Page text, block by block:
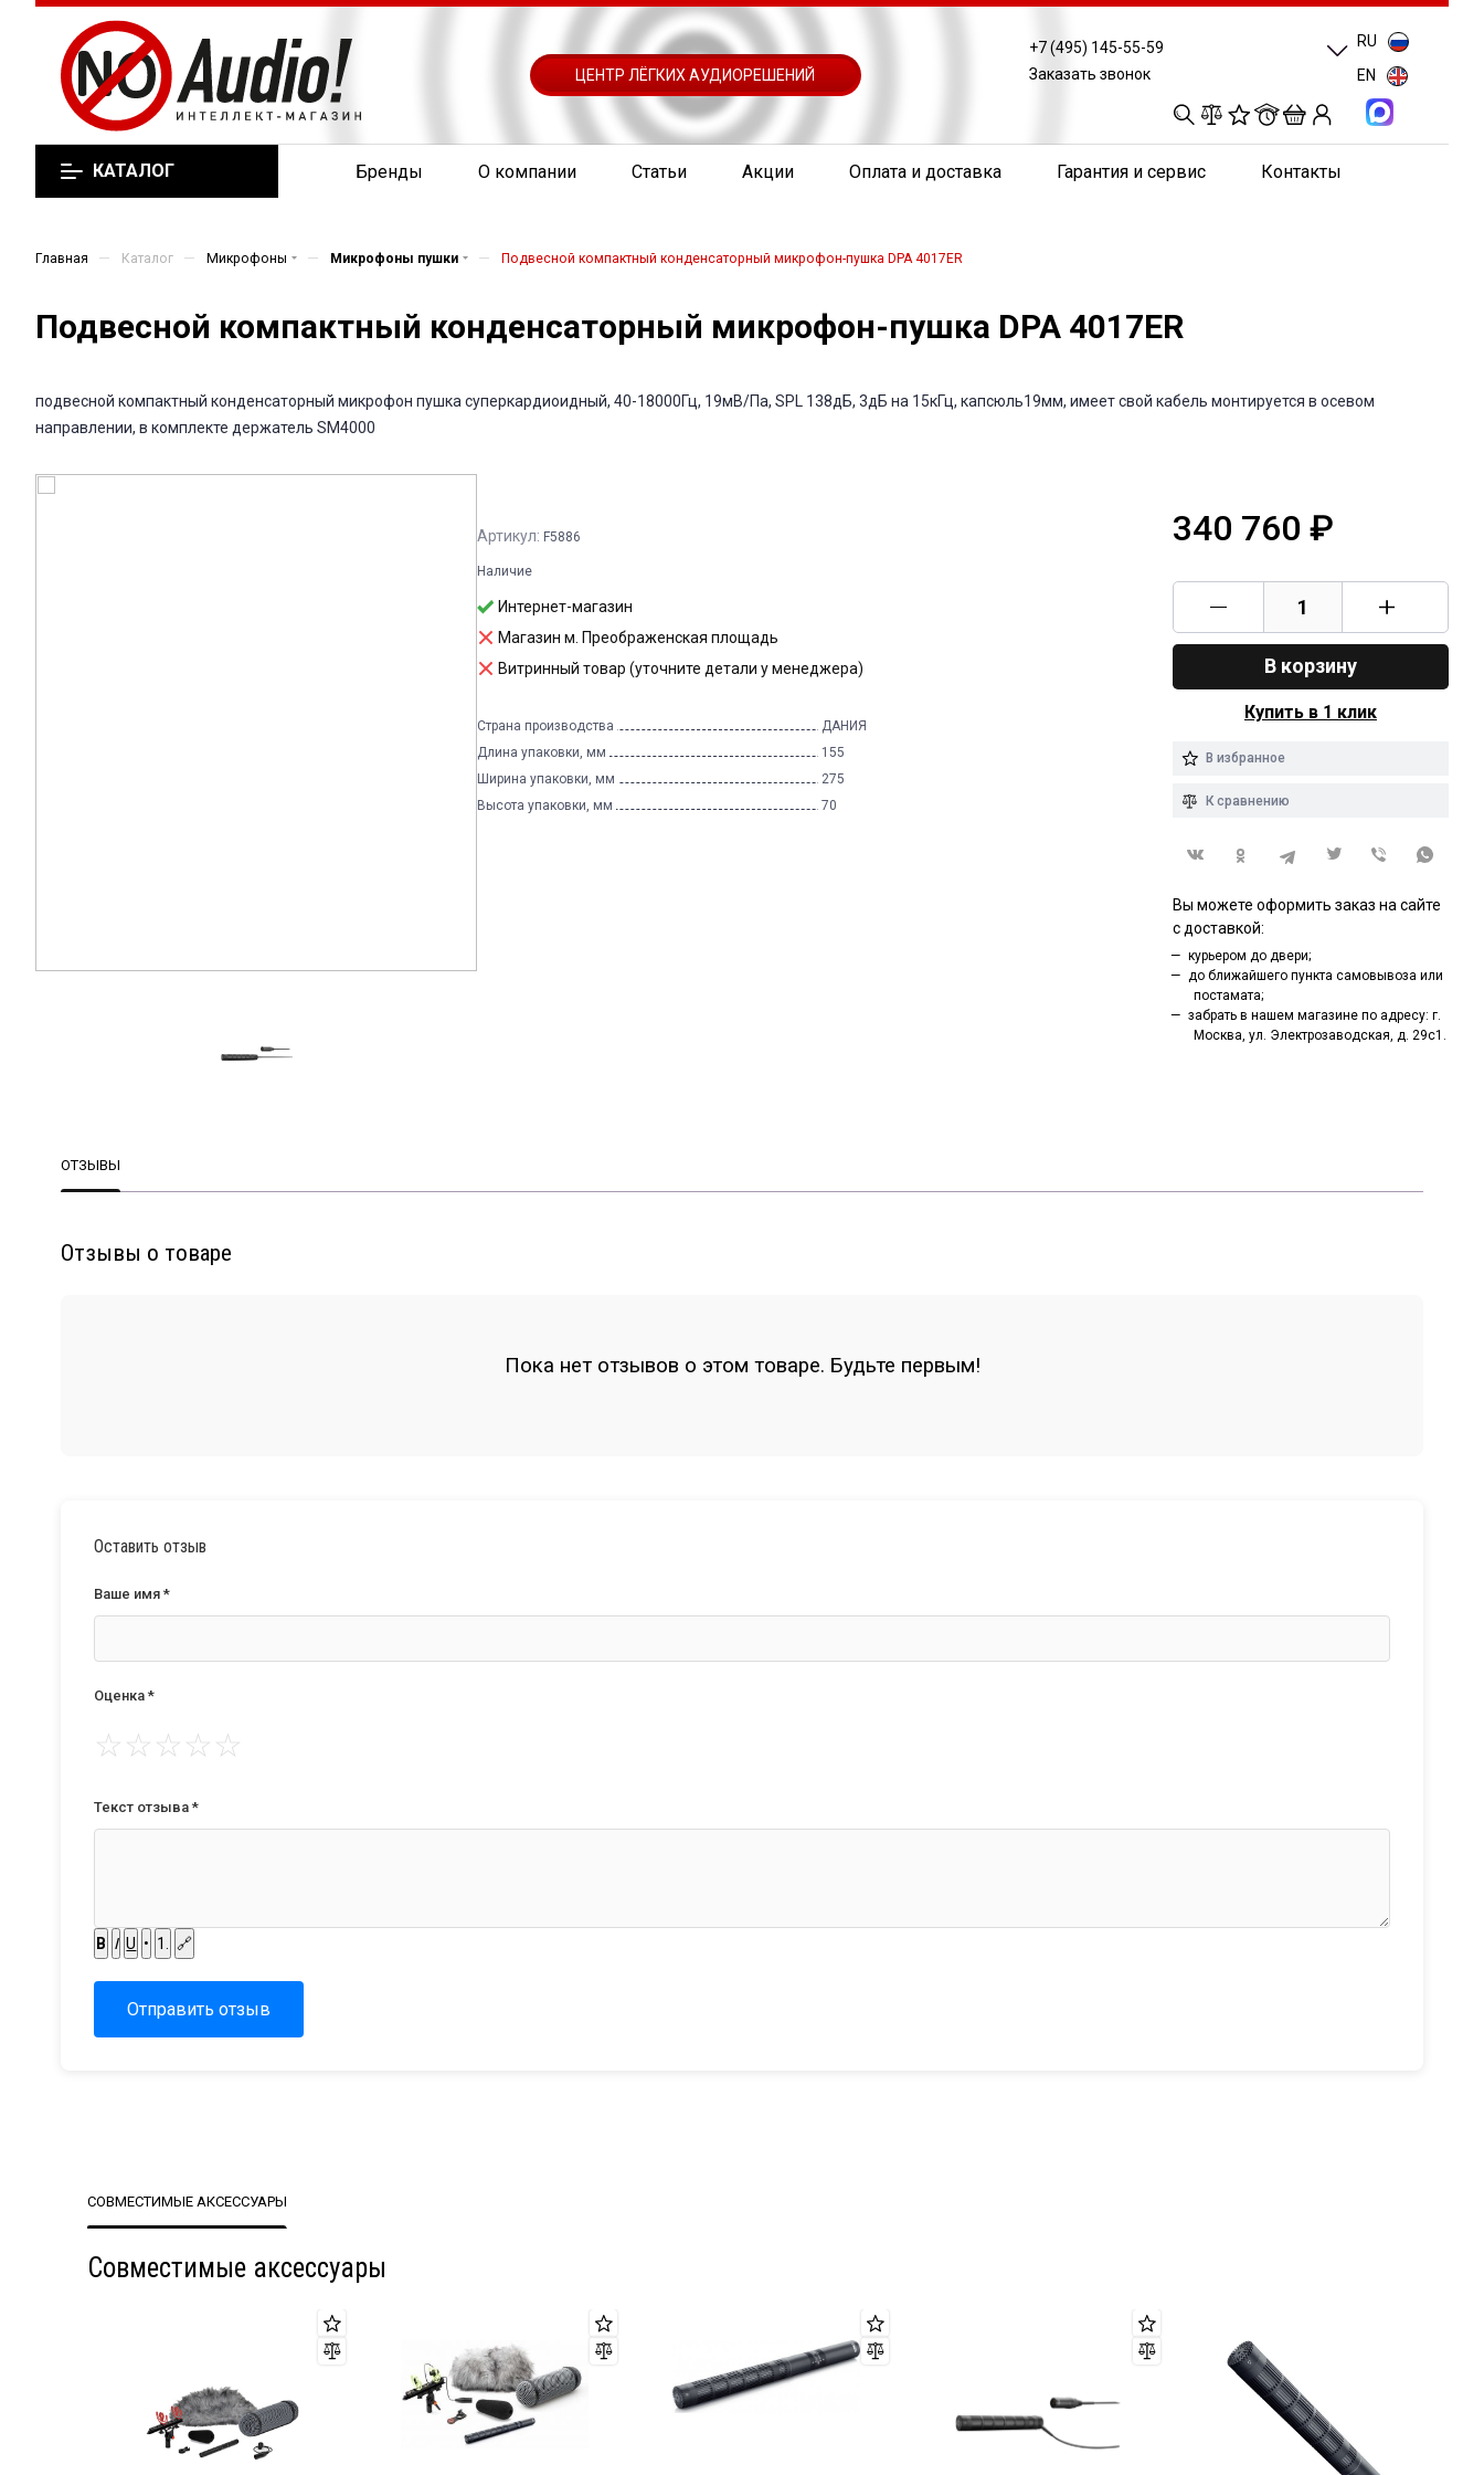
ЦЕНТР ЛЁГКИХ АУДИОРЕШЕНИЙ
+7 (495) 145-55-59
Заказать звонок
0
RU
EN
КАТАЛОГ Бренды О компании Статьи Акции Оплата и доставка Гарантия и сервис Контакты
Главная — Каталог — Микрофоны — Микрофоны пушки — Подвесной компактный конденсаторный микрофон-пушка DPA 4017ER
Подвесной компактный конденсаторный микрофон-пушка DPA 4017ER
подвесной компактный конденсаторный микрофон пушка суперкардиоидный, 40-18000Гц, 19мВ/Па, SPL 138дБ, 3дБ на 15кГц, капсюль19мм, имеет свой кабель монтируется в осевом
направлении, в комплекте держатель SM4000
Артикул: F5886
Наличие
Интернет-магазин
Магазин м. Преображенская площадь
Витринный товар (уточните детали у менеджера)
Страна производства
ДАНИЯ
Длина упаковки, мм
155
Ширина упаковки, мм
275
Высота упаковки, мм
70
340 760 ₽
В корзину
Купить в 1 клик
В избранное
К сравнению
Вы можете оформить заказ на сайте
с доставкой:
курьером до двери;
до ближайшего пункта самовывоза или
постамата;
забрать в нашем магазине по адресу: г.
Москва, ул. Электрозаводская, д. 29с1.
ОТЗЫВЫ
Отзывы о товаре
Пока нет отзывов о этом товаре. Будьте первым!
Оставить отзыв
Ваше имя *
Оценка *
☆☆☆☆☆
Текст отзыва *
B I U • 1. 🔗
Отправить отзыв
СОВМЕСТИМЫЕ АКСЕССУАРЫ
Совместимые аксессуары